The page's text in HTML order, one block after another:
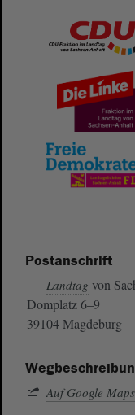
Postanschrift
Landtag von
Domplatz 6–9
39104 Magdeburg
Auf Google Maps